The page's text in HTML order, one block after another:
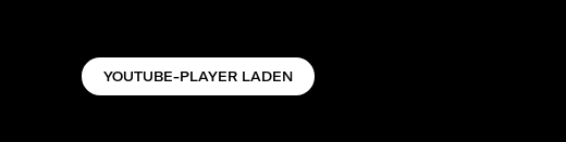
YOUTUBE-PLAYER LADEN